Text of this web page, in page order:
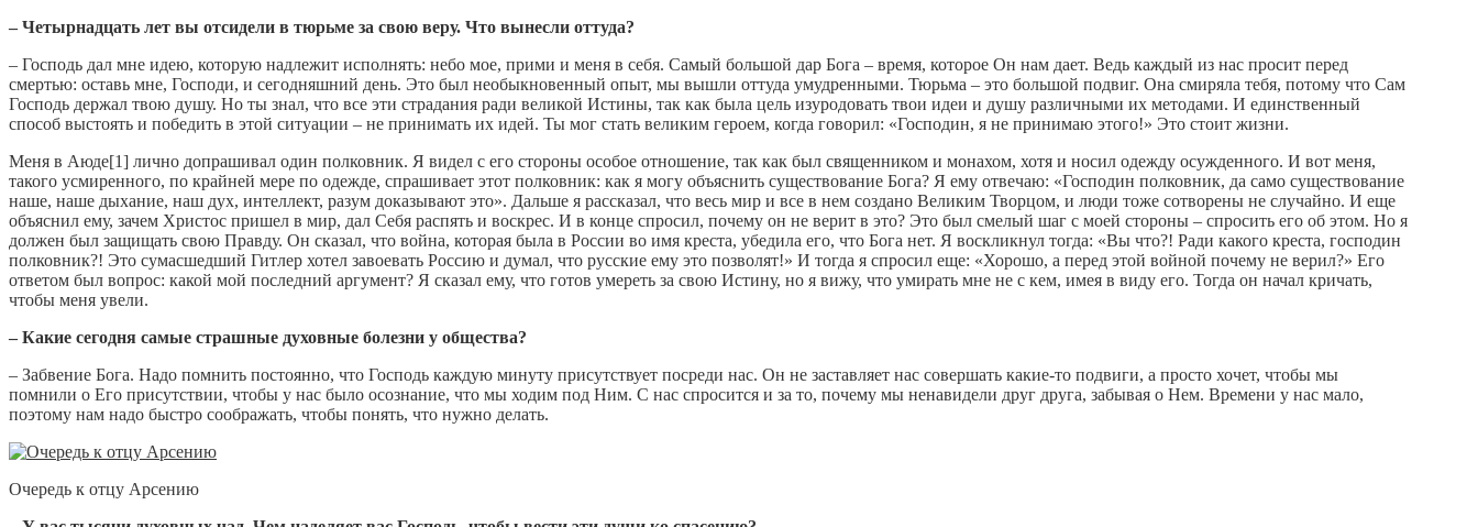
– Четырнадцать лет вы отсидели в тюрьме за свою веру. Что вынесли оттуда?
– Господь дал мне идею, которую надлежит исполнять: небо мое, прими и меня в себя. Самый большой дар Бога – время, которое Он нам дает. Ведь каждый из нас просит перед
смертью: оставь мне, Господи, и сегодняшний день. Это был необыкновенный опыт, мы вышли оттуда умудренными. Тюрьма – это большой подвиг. Она смиряла тебя, потому что Сам
Господь держал твою душу. Но ты знал, что все эти страдания ради великой Истины, так как была цель изуродовать твои идеи и душу различными их методами. И единственный
способ выстоять и победить в этой ситуации – не принимать их идей. Ты мог стать великим героем, когда говорил: «Господин, я не принимаю этого!» Это стоит жизни.
Меня в Аюде[1] лично допрашивал один полковник. Я видел с его стороны особое отношение, так как был священником и монахом, хотя и носил одежду осужденного. И вот меня,
такого усмиренного, по крайней мере по одежде, спрашивает этот полковник: как я могу объяснить существование Бога? Я ему отвечаю: «Господин полковник, да само существование
наше, наше дыхание, наш дух, интеллект, разум доказывают это». Дальше я рассказал, что весь мир и все в нем создано Великим Творцом, и люди тоже сотворены не случайно. И еще
объяснил ему, зачем Христос пришел в мир, дал Себя распять и воскрес. И в конце спросил, почему он не верит в это? Это был смелый шаг с моей стороны – спросить его об этом. Но я
должен был защищать свою Правду. Он сказал, что война, которая была в России во имя креста, убедила его, что Бога нет. Я воскликнул тогда: «Вы что?! Ради какого креста, господин
полковник?! Это сумасшедший Гитлер хотел завоевать Россию и думал, что русские ему это позволят!» И тогда я спросил еще: «Хорошо, а перед этой войной почему не верил?» Его
ответом был вопрос: какой мой последний аргумент? Я сказал ему, что готов умереть за свою Истину, но я вижу, что умирать мне не с кем, имея в виду его. Тогда он начал кричать,
чтобы меня увели.
– Какие сегодня самые страшные духовные болезни у общества?
– Забвение Бога. Надо помнить постоянно, что Господь каждую минуту присутствует посреди нас. Он не заставляет нас совершать какие-то подвиги, а просто хочет, чтобы мы
помнили о Его присутствии, чтобы у нас было осознание, что мы ходим под Ним. С нас спросится и за то, почему мы ненавидели друг друга, забывая о Нем. Времени у нас мало,
поэтому нам надо быстро соображать, чтобы понять, что нужно делать.
Очередь к отцу Арсению